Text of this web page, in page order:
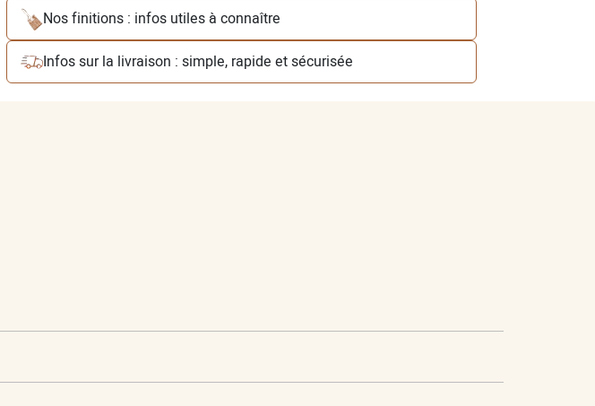
Nos finitions : infos utiles à connaître
Infos sur la livraison : simple, rapide et sécurisée